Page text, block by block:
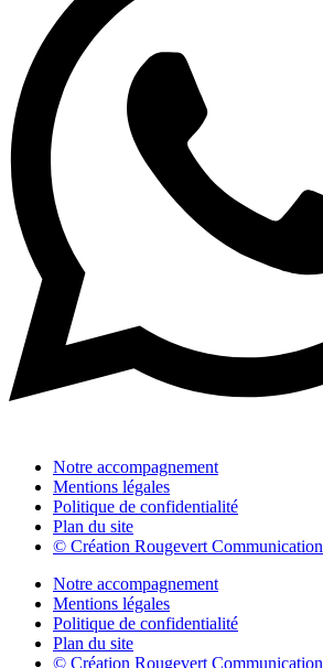
Notre accompagnement
Mentions légales
Politique de confidentialité
Plan du site
© Création Rougevert Communication
Notre accompagnement
Mentions légales
Politique de confidentialité
Plan du site
© Création Rougevert Communication